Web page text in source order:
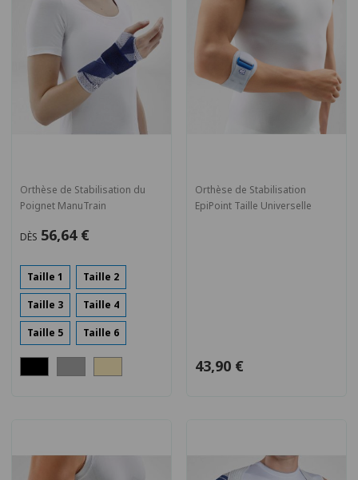
Orthèse de Stabilisation du
Poignet ManuTrain
DÈS 56,64 €
Taille 1 Taille 2
Taille 3 Taille 4
Taille 5 Taille 6
Orthèse de Stabilisation
EpiPoint Taille Universelle
43,90 €